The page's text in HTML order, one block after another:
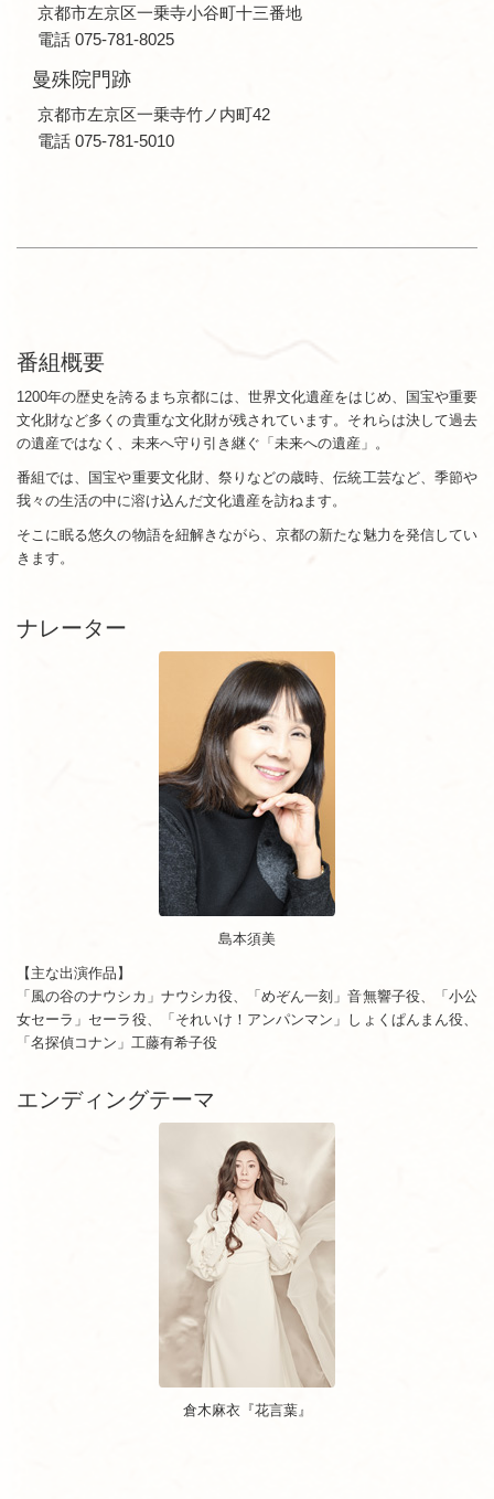
京都市左京区一乗寺小谷町十三番地
電話 075-781-8025
曼殊院門跡
京都市左京区一乗寺竹ノ内町42
電話 075-781-5010
番組概要
1200年の歴史を誇るまち京都には、世界文化遺産をはじめ、国宝や重要
文化財など多くの貴重な文化財が残されています。それらは決して過去
の遺産ではなく、未来へ守り引き継ぐ「未来への遺産」。
番組では、国宝や重要文化財、祭りなどの歳時、伝統工芸など、季節や
我々の生活の中に溶け込んだ文化遺産を訪ねます。
そこに眠る悠久の物語を紐解きながら、京都の新たな魅力を発信してい
きます。
ナレーター
島本須美
【主な出演作品】
「風の谷のナウシカ」ナウシカ役、「めぞん一刻」音無響子役、「小公
女セーラ」セーラ役、「それいけ！アンパンマン」しょくぱんまん役、
「名探偵コナン」工藤有希子役
エンディングテーマ
倉木麻衣『花言葉』